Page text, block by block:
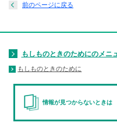
前のページに戻る
もしものときのためにのメニ
もしものときのために
情報が見つからないときは